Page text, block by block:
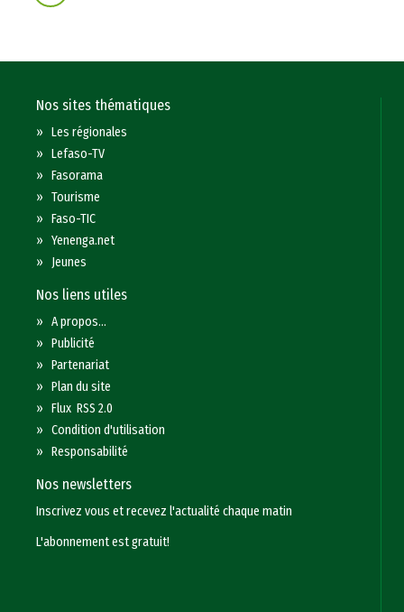
Nos sites thématiques
»Les régionales
»Lefaso-TV
»Fasorama
»Tourisme
»Faso-TIC
»Yenenga.net
» Jeunes
Nos liens utiles
»A propos...
»Publicité
»Partenariat
»Plan du site
»Flux RSS 2.0
»Condition d'utilisation
»Responsabilité
Nos newsletters
Inscrivez vous et recevez l'actualité chaque matin
L'abonnement est gratuit!